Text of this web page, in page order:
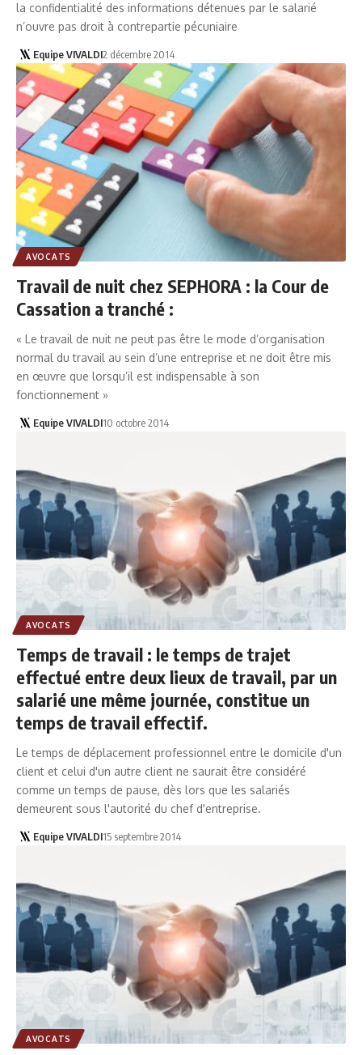
la confidentialité des informations détenues par le salarié
n’ouvre pas droit à contrepartie pécuniaire
Equipe VIVALDI2 décembre 2014
AVOCATS
Travail de nuit chez SEPHORA : la Cour de
Cassation a tranché :
« Le travail de nuit ne peut pas être le mode d’organisation
normal du travail au sein d’une entreprise et ne doit être mis
en œuvre que lorsqu’il est indispensable à son
fonctionnement »
Equipe VIVALDI10 octobre 2014
AVOCATS
Temps de travail : le temps de trajet
effectué entre deux lieux de travail, par un
salarié une même journée, constitue un
temps de travail effectif.
Le temps de déplacement professionnel entre le domicile d'un
client et celui d'un autre client ne saurait être considéré
comme un temps de pause, dès lors que les salariés
demeurent sous l'autorité du chef d'entreprise.
Equipe VIVALDI15 septembre 2014
AVOCATS